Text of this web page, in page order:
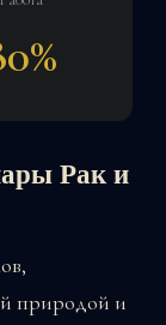
Рак и
природой и